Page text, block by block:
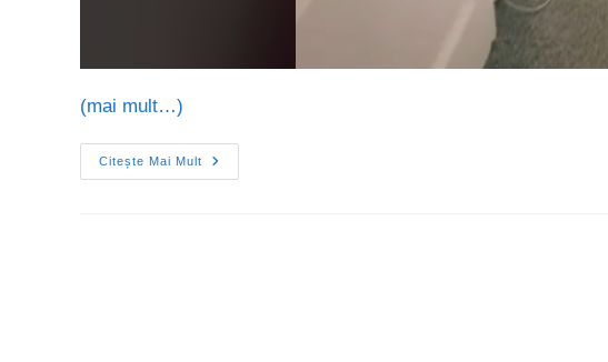
(mai mult…)
Citește Mai Mult